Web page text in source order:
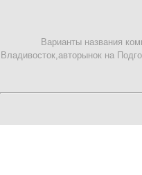
Варианты названия
Владивосток,авторынок на